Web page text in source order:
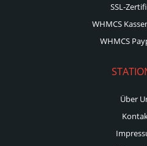
SSL-
WHMCS
WHMCS
Über